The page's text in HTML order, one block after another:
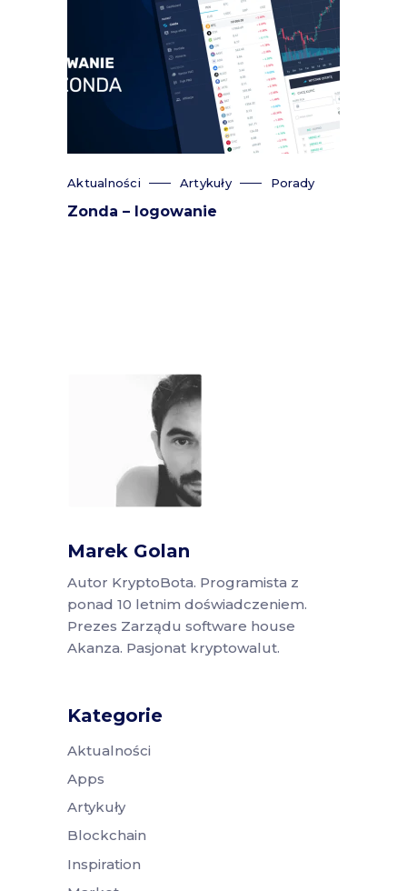
Aktualności Artykuły Porady
Zonda – logowanie
Marek Golan
Autor KryptoBota. Programista z
ponad 10 letnim doświadczeniem.
Prezes Zarządu software house
Akanza. Pasjonat kryptowalut.
Kategorie
Aktualności
Apps
Artykuły
Blockchain
Inspiration